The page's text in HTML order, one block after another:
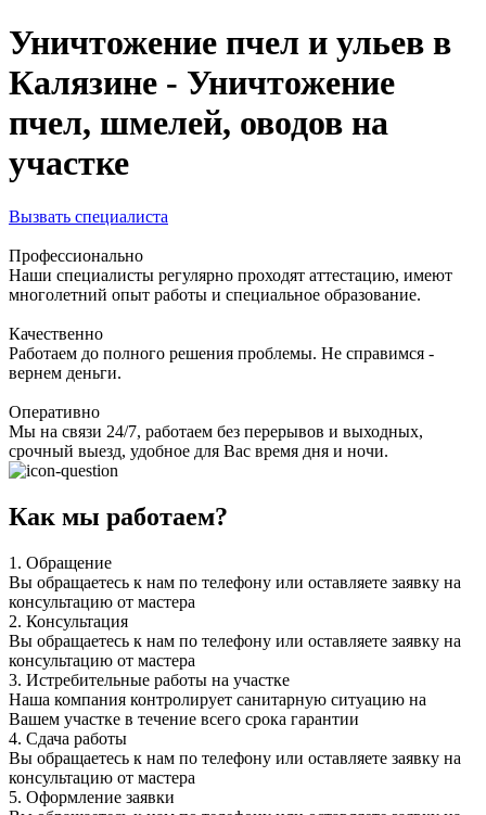
Уничтожение пчел и ульев в
Калязине - Уничтожение
пчел, шмелей, оводов на
участке
Вызвать специалиста
Профессионально
Наши специалисты регулярно проходят аттестацию, имеют
многолетний опыт работы и специальное образование.
Качественно
Работаем до полного решения проблемы. Не справимся -
вернем деньги.
Оперативно
Мы на связи 24/7, работаем без перерывов и выходных,
срочный выезд, удобное для Вас время дня и ночи.
Как мы работаем?
1. Обращение
Вы обращаетесь к нам по телефону или оставляете заявку на
консультацию от мастера
2. Консультация
Вы обращаетесь к нам по телефону или оставляете заявку на
консультацию от мастера
3. Истребительные работы на участке
Наша компания контролирует санитарную ситуацию на
Вашем участке в течение всего срока гарантии
4. Сдача работы
Вы обращаетесь к нам по телефону или оставляете заявку на
консультацию от мастера
5. Оформление заявки